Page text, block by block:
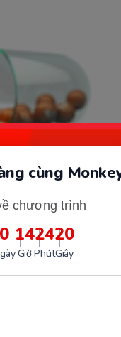
cùng
chương trình
0 14
Giờ
24
Phút
18
Giây
bạn cần biết. (Ảnh:
trên, nếu bản thân
thức để biết nên